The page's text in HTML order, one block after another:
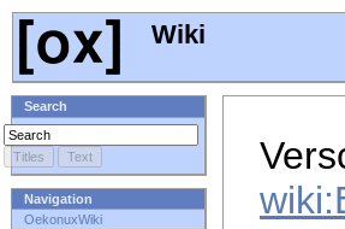
Wiki
Search
Navigation
OekonuxWiki